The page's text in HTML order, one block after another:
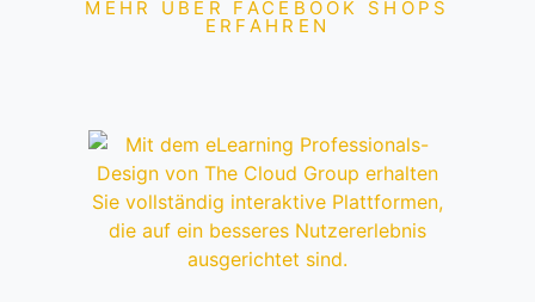
MEHR ÜBER FACEBOOK SHOPS
ERFAHREN